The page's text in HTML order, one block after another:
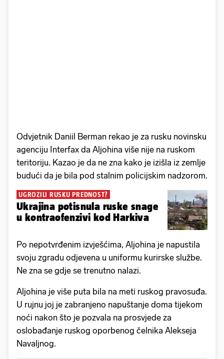
Odvjetnik Daniil Berman rekao je za rusku novinsku
agenciju Interfax da Aljohina više nije na ruskom
teritoriju. Kazao je da ne zna kako je izišla iz zemlje
budući da je bila pod stalnim policijskim nadzorom.
UGROZILI RUSKU PREDNOST?
Ukrajina potisnula ruske snage
u kontraofenzivi kod Harkiva
Po nepotvrđenim izvješćima, Aljohina je napustila
svoju zgradu odjevena u uniformu kurirske službe.
Ne zna se gdje se trenutno nalazi.
Aljohina je više puta bila na meti ruskog pravosuđa.
U rujnu joj je zabranjeno napuštanje doma tijekom
noći nakon što je pozvala na prosvjede za
oslobađanje ruskog oporbenog čelnika Alekseja
Navaljnog.